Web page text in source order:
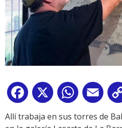
Facebook
X WhatsApp
Allí trabaja en sus torres de